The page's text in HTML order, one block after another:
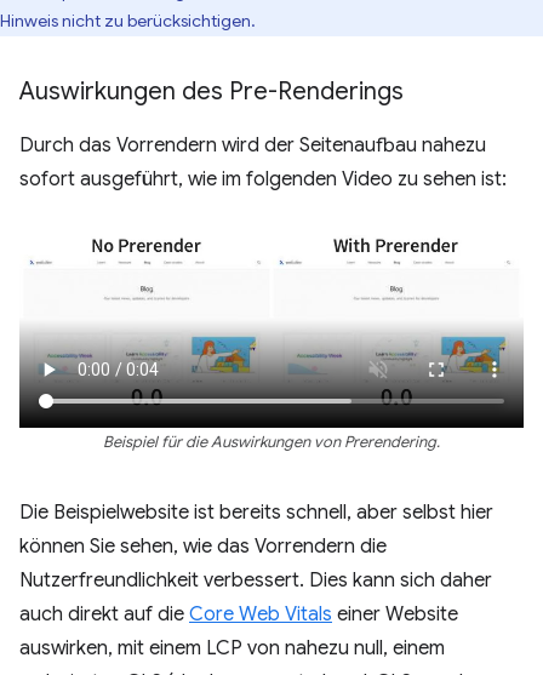
Hinweis nicht zu berücksichtigen.
Auswirkungen des Pre-Renderings
Durch das Vorrendern wird der Seitenaufbau nahezu
sofort ausgeführt, wie im folgenden Video zu sehen ist:
Beispiel für die Auswirkungen von Prerendering.
Die Beispielwebsite ist bereits schnell, aber selbst hier
können Sie sehen, wie das Vorrendern die
Nutzerfreundlichkeit verbessert. Dies kann sich daher
auch direkt auf die Core Web Vitals einer Website
auswirken, mit einem LCP von nahezu null, einem